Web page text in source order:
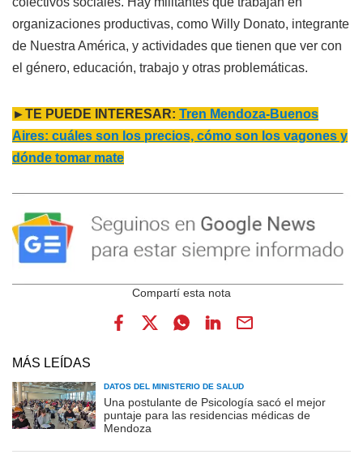
organizaciones productivas, como Willy Donato, integrante
de Nuestra América, y actividades que tienen que ver con
el género, educación, trabajo y otras problemáticas.
►TE PUEDE INTERESAR: Tren Mendoza-Buenos
Aires: cuáles son los precios, cómo son los vagones y
dónde tomar mate
MÁS LEÍDAS
DATOS DEL MINISTERIO DE SALUD
Una postulante de Psicología sacó el mejor
puntaje para las residencias médicas de
Mendoza